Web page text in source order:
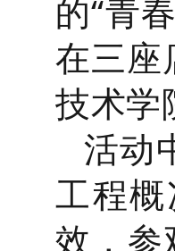
的“青
在三座
技术学
活动
工程
效，参